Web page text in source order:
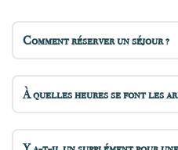
Comment réserver un séjour ?
À quelles heures se font les